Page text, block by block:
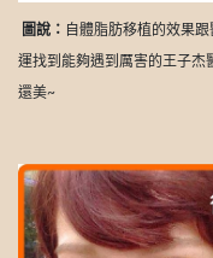
圖說： 自體脂肪移植的效果
運找到能夠遇到厲害的王子
還美~